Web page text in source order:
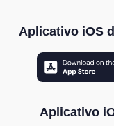
Aplicativo iOS
Aplicativo